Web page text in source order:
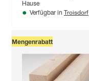
Hause
Verfügbar in Troisdorf
Mengenrabatt